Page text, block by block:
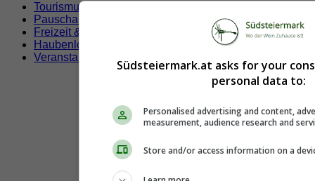
Tourismusverbände
Pauschalangebote
Freizeit & Sport
Haubenlokale
Veranstaltungen
Südsteiermark.at asks for your
personal data to:
Personalised advertising and content,
measurement, audience research and
Store and/or access information on a